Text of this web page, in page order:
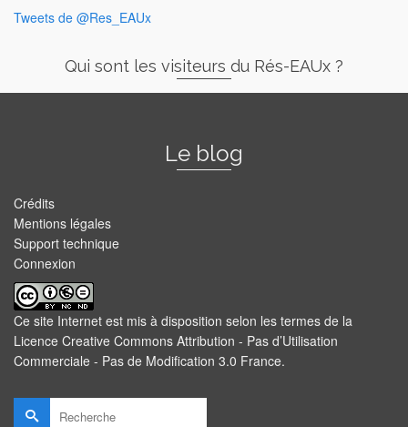
Tweets de @Res_EAUx
Qui sont les visiteurs du Rés-EAUx ?
Le blog
Crédits
Mentions légales
Support technique
Connexion
Ce site Internet est mis à disposition selon les termes de la
Licence Creative Commons Attribution - Pas d’Utilisation
Commerciale - Pas de Modification 3.0 France.
Rechercher :